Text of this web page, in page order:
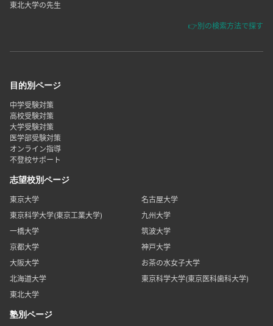
東北大学の先生
👉別の検索方法で探す
目的別ページ
中学受験対策
高校受験対策
大学受験対策
医学部受験対策
オンライン指導
不登校サポート
志望校別ページ
東京大学
名古屋大学
東京科学大学(東京工業大学)
九州大学
一橋大学
筑波大学
京都大学
神戸大学
大阪大学
お茶の水女子大学
北海道大学
東京科学大学(東京医科歯科大学)
東北大学
塾別ページ